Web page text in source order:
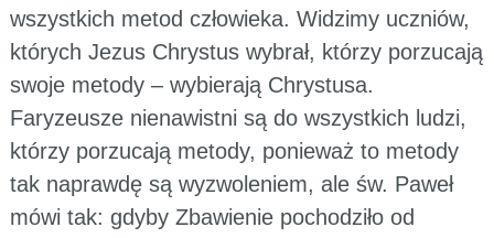
wszystkich metod człowieka. Widzimy uczniów,
których Jezus Chrystus wybrał, którzy porzucają
swoje metody – wybierają Chrystusa.
Faryzeusze nienawistni są do wszystkich ludzi,
którzy porzucają metody, ponieważ to metody
tak naprawdę są wyzwoleniem, ale św. Paweł
mówi tak: gdyby Zbawienie pochodziło od